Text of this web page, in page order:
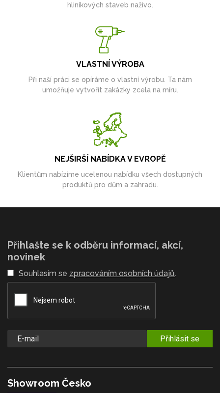
hliníkových staveb naživo.
VLASTNÍ VÝROBA
Při naší práci se opíráme o vlastní výrobu. Ta nám
umožňuje vytvořit zakázky zcela na míru.
NEJŠIRŠÍ NABÍDKA V EVROPĚ
Klientům nabízíme ucelenou nabídku všech dostupných
produktů pro dům a zahradu.
Přihlašte se k odběru informací, akcí,
novinek
Souhlasím se zpracováním osobních údajů.
Přihlásit se
Showroom Česko